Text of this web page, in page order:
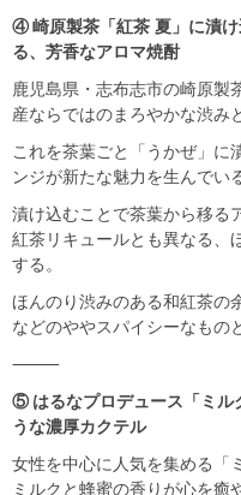
④ 崎原製茶「紅茶 夏」に漬
る、芳香なアロマ焼酎
鹿児島県・志布志市の崎原製
産ならではのまろやかな渋み
これを茶葉ごと「うかぜ」に
ンジが新たな魅力を生んでい
漬け込むことで茶葉から移る
紅茶リキュールとも異なる、
する。
ほんのり渋みのある和紅茶の
などのややスパイシーなもの
⸻
⑤ はるなプロデュース「ミル
うな濃厚カクテル
女性を中心に人気を集める「
ミルクと蜂蜜の香りが心を癒